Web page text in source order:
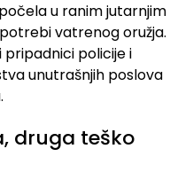
u ranim jutarnjim
vatrenog oružja.
policije i
unutrašnjih poslova
druga teško